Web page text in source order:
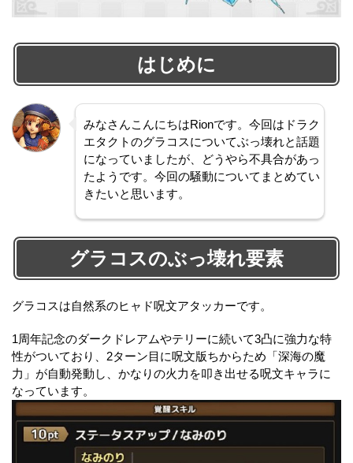
はじめに
みなさんこんにちはRionです。今回はドラク
エタクトのグラコスについてぶっ壊れと話題
になっていましたが、どうやら不具合があっ
たようです。今回の騒動についてまとめてい
きたいと思います。
グラコスのぶっ壊れ要素
グラコスは自然系のヒャド呪文アタッカーです。
1周年記念のダークドレアムやテリーに続いて3凸に強力な特
性がついており、2ターン目に呪文版ちからため「深海の魔
力」が自動発動し、かなりの火力を叩き出せる呪文キャラに
なっています。